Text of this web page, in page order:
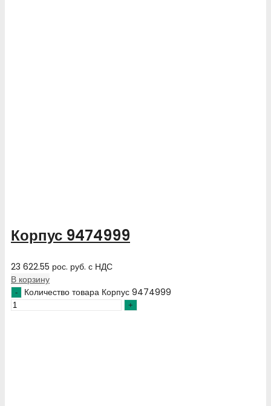
Корпус 9474999
23 622.55 рос. руб. с НДС
В корзину
Количество товара Корпус 9474999